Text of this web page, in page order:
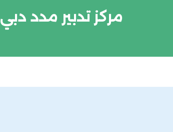
مركز تدبير مدد دبي